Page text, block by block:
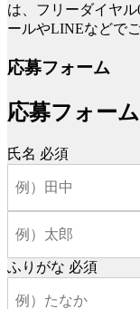
は、フリーダイヤル
ールやLINEなどで
応募フォーム
応募フォー
氏名 必須
ふりがな 必須